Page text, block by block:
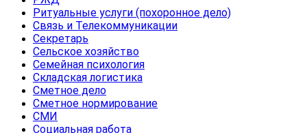
Ритуальные услуги (похоронное дело)
Связь и Телекоммуникации
Секретарь
Сельское хозяйство
Семейная психология
Складская логистика
Сметное дело
Сметное нормирование
СМИ
Социальная работа